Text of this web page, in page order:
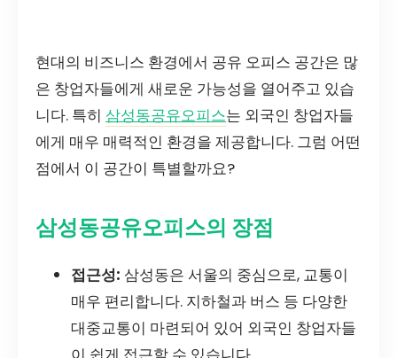
현대의 비즈니스 환경에서 공유 오피스 공간은 많
은 창업자들에게 새로운 가능성을 열어주고 있습
니다. 특히 삼성동공유오피스는 외국인 창업자들
에게 매우 매력적인 환경을 제공합니다. 그럼 어떤
점에서 이 공간이 특별할까요?
삼성동공유오피스의 장점
접근성: 삼성동은 서울의 중심으로, 교통이
매우 편리합니다. 지하철과 버스 등 다양한
대중교통이 마련되어 있어 외국인 창업자들